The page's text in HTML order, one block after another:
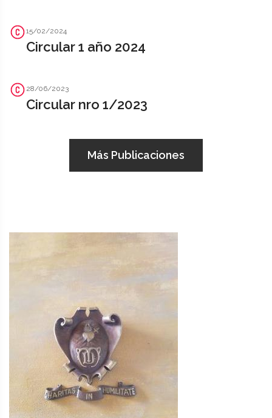
15/02/2024
Circular 1 año 2024
28/06/2023
Circular nro 1/2023
Más Publicaciones